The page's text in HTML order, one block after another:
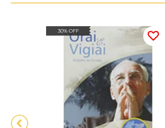
30% OFF